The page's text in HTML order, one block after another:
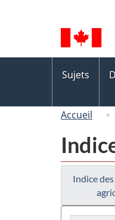
de
la
langue
des
Sujets
Accueil
Indice